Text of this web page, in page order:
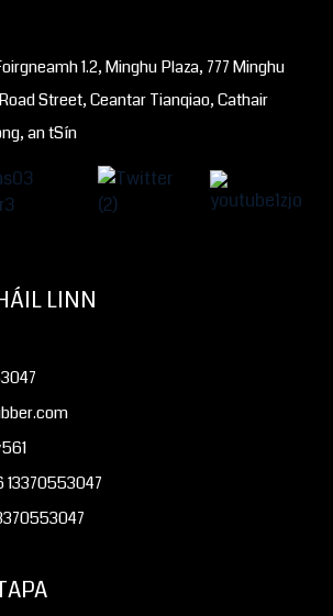
1.2, Minghu Plaza, 777 Minghu
Street, Ceantar Tianqiao, Cathair
an tSín
LINN
13370553047